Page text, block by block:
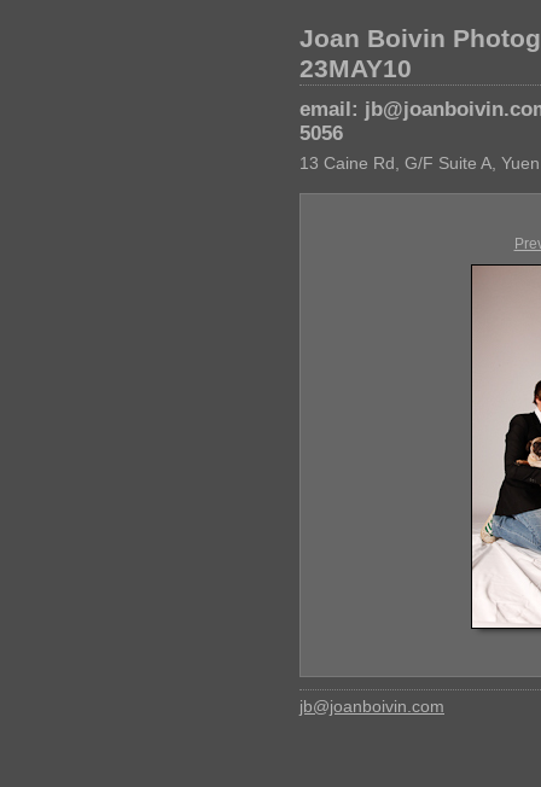
Joan Boivin
23MAY10
email:
5056
13 Caine Rd, G/F Suite A,
jb@joanboivin.com